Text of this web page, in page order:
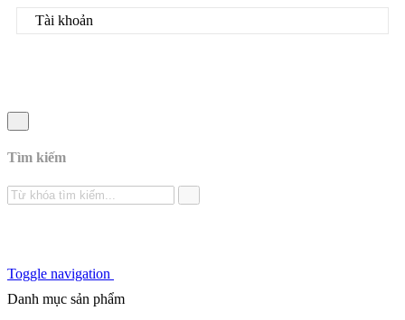
Tài khoản
Tìm kiếm
Toggle navigation
Danh mục sản phẩm